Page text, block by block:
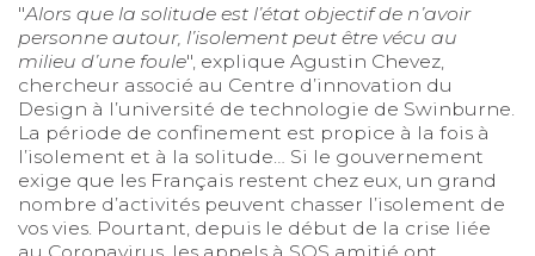
"Alors que la solitude est l’état objectif de n’avoir
personne autour, l’isolement peut être vécu au
milieu d’une foule", explique Agustin Chevez,
chercheur associé au Centre d’innovation du
Design à l’université de technologie de Swinburne.
La période de confinement est propice à la fois à
l’isolement et à la solitude… Si le gouvernement
exige que les Français restent chez eux, un grand
nombre d’activités peuvent chasser l’isolement de
vos vies. Pourtant, depuis le début de la crise liée
au Coronavirus, les appels à SOS amitié ont